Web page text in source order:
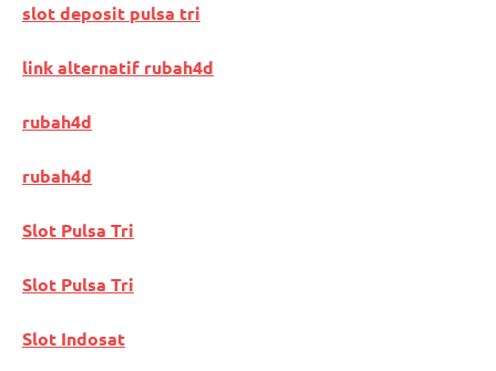
slot deposit pulsa tri
link alternatif rubah4d
rubah4d
rubah4d
Slot Pulsa Tri
Slot Pulsa Tri
Slot Indosat